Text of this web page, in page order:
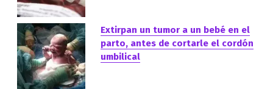
Extirpan un tumor a un bebé en el
parto, antes de cortarle el cordón
umbilical